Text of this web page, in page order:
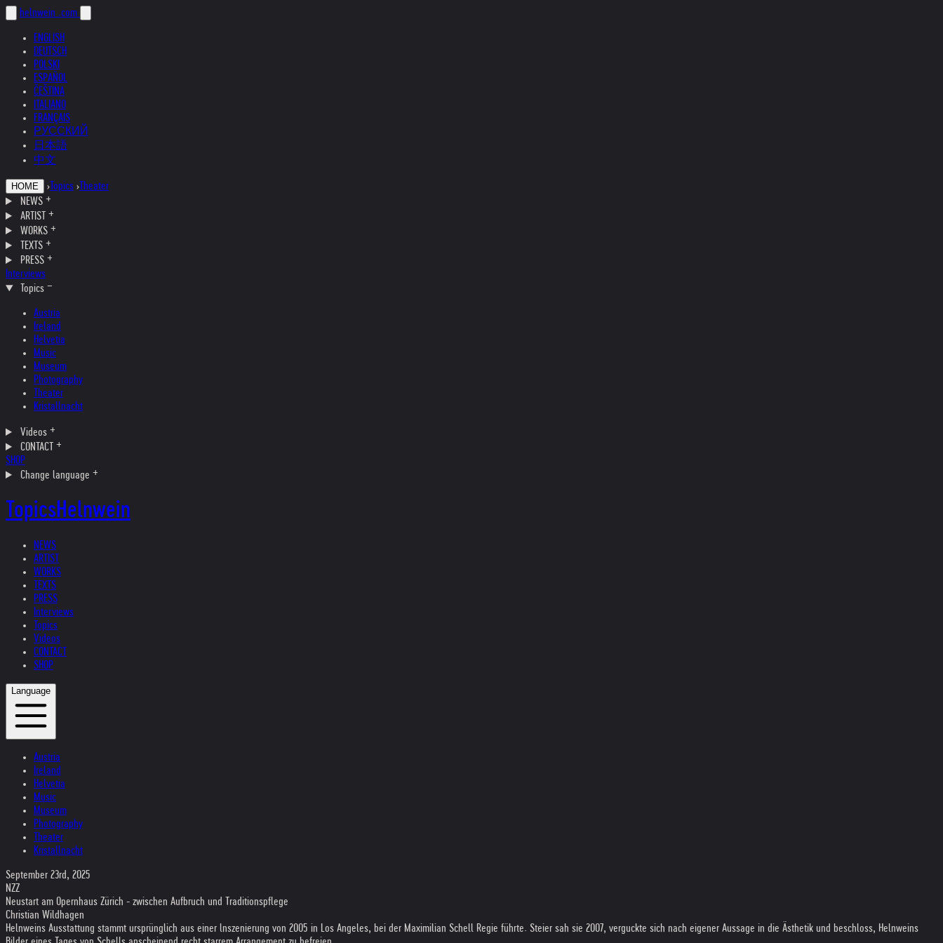
helnwein .com
ENGLISH
DEUTSCH
POLSKI
ESPAÑOL
ČEŠTINA
ITALIANO
FRANÇAIS
РУССКИЙ
日本語
中文
HOME › Topics › Theater
NEWS
ARTIST
WORKS
TEXTS
PRESS
Interviews
Topics
Austria
Ireland
Helvetia
Music
Museum
Photography
Theater
Kristallnacht
Videos
CONTACT
SHOP
Change language
TopicsHelnwein
NEWS
ARTIST
WORKS
TEXTS
PRESS
Interviews
Topics
Videos
CONTACT
SHOP
Language
Austria
Ireland
Helvetia
Music
Museum
Photography
Theater
Kristallnacht
September 23rd, 2025
NZZ
Neustart am Opernhaus Zürich - zwischen Aufbruch und Traditionspflege
Christian Wildhagen
Helnweins Ausstattung stammt ursprünglich aus einer lnszenierung von 2005 in Los Angeles, bei der Maximilian Schell Regie führte. Steier sah sie 2007, verguckte sich nach eigener Aussage in die Ästhetik und beschloss, Helnweins